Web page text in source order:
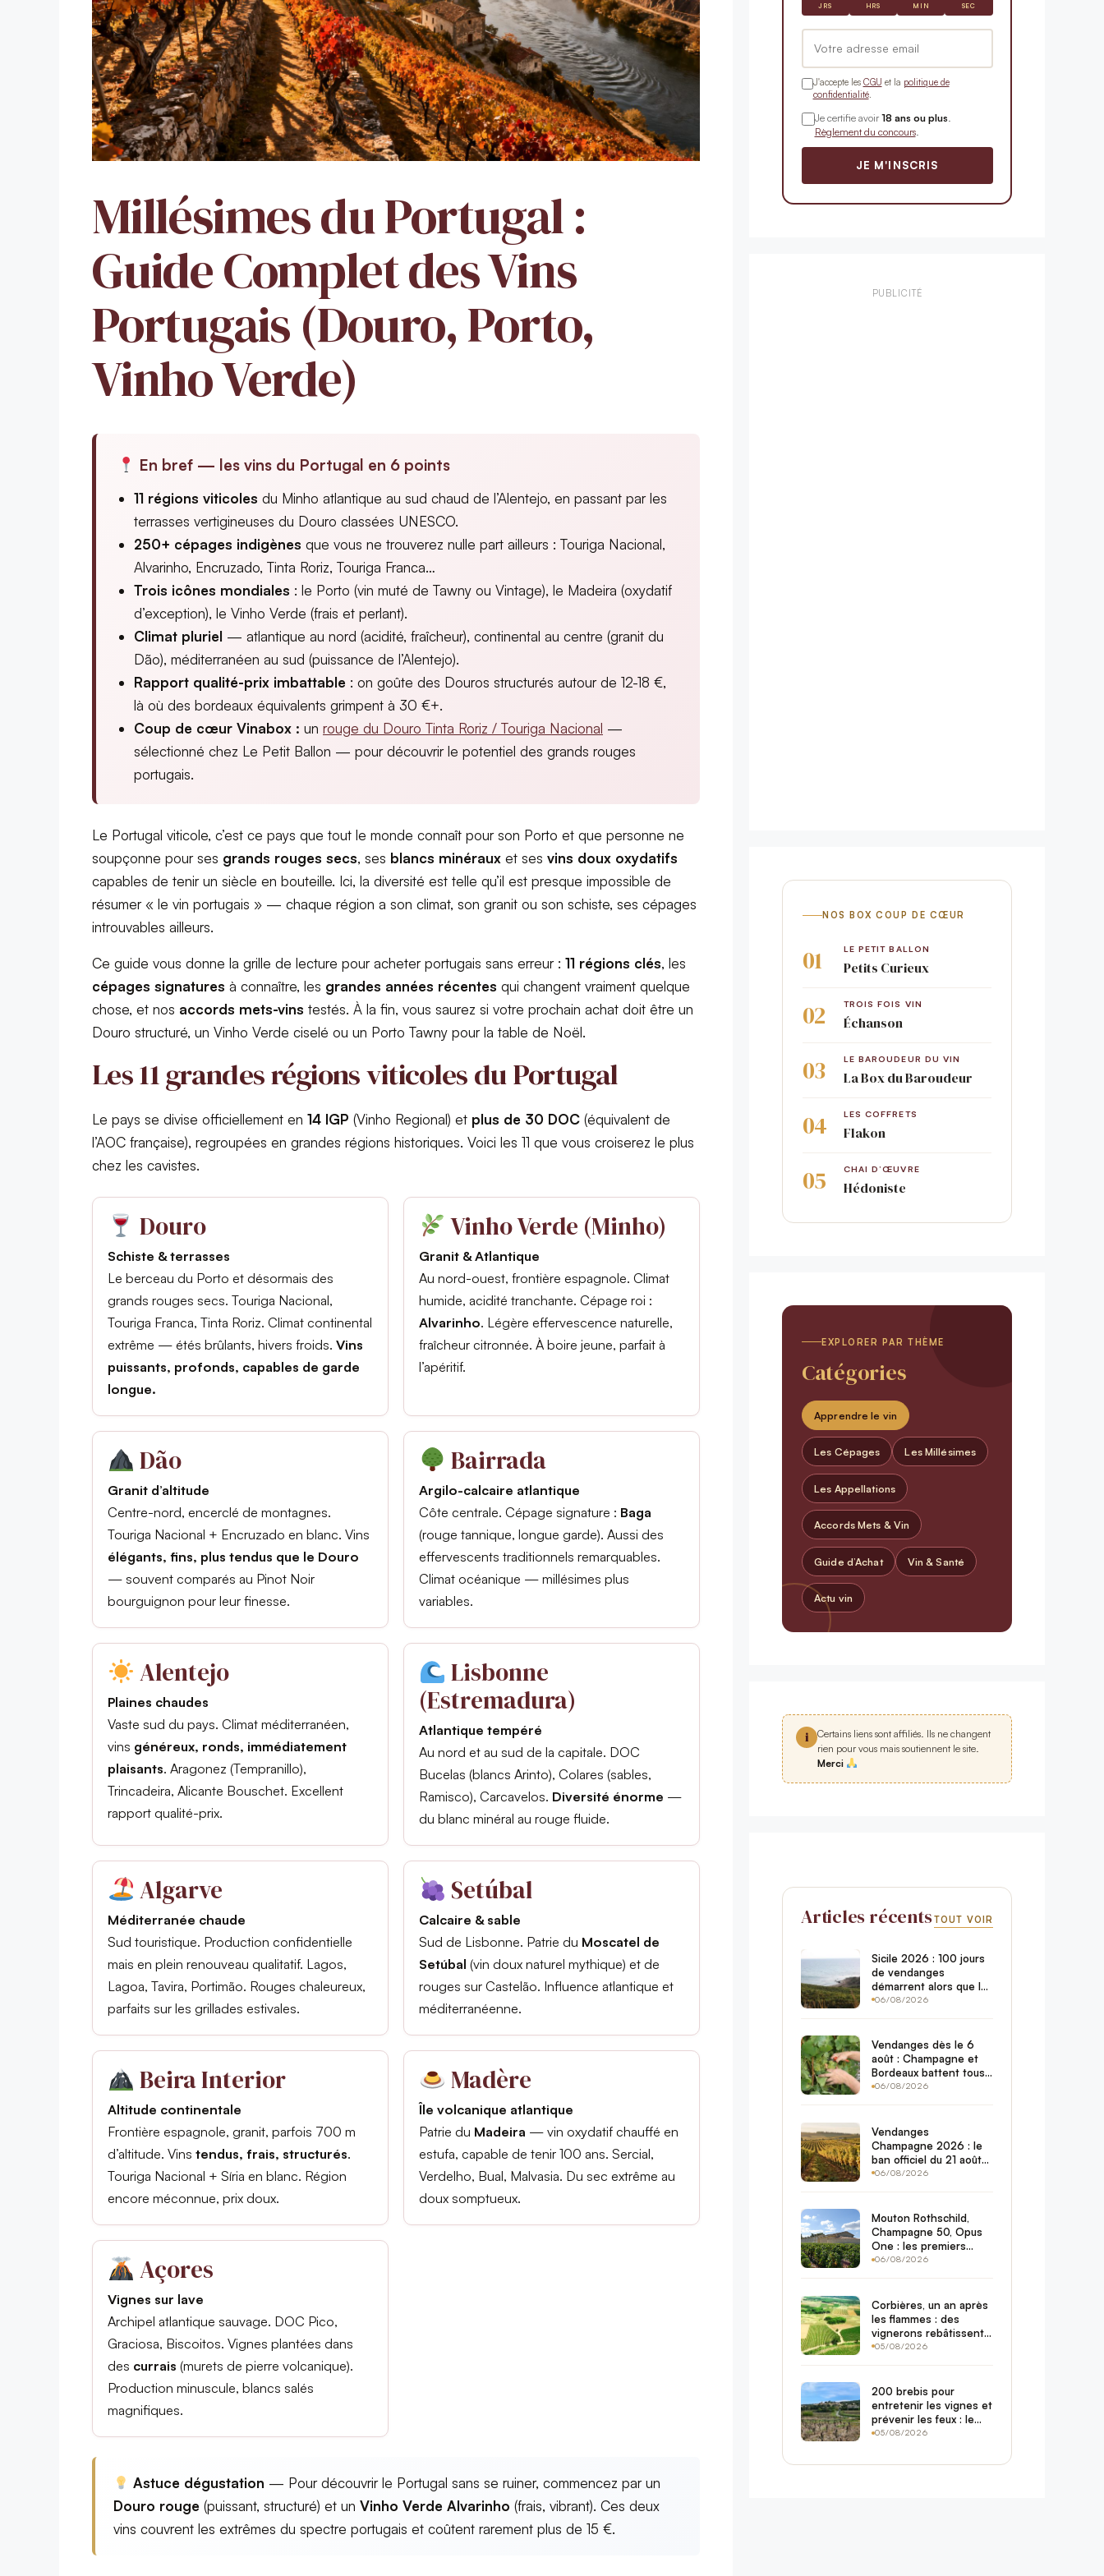
Millésimes du Portugal :
Guide Complet des Vins
Portugais (Douro, Porto,
Vinho Verde)
En bref — les vins du Portugal en 6 points
11 régions viticoles du Minho atlantique au sud chaud de l’Alentejo, en passant par les
terrasses vertigineuses du Douro classées UNESCO.
250+ cépages indigènes que vous ne trouverez nulle part ailleurs : Touriga Nacional,
Alvarinho, Encruzado, Tinta Roriz, Touriga Franca…
Trois icônes mondiales : le Porto (vin muté de Tawny ou Vintage), le Madeira (oxydatif
d’exception), le Vinho Verde (frais et perlant).
Climat pluriel — atlantique au nord (acidité, fraîcheur), continental au centre (granit du
Dão), méditerranéen au sud (puissance de l’Alentejo).
Rapport qualité-prix imbattable : on goûte des Douros structurés autour de 12-18 €,
là où des bordeaux équivalents grimpent à 30 €+.
Coup de cœur Vinabox : un rouge du Douro Tinta Roriz / Touriga Nacional —
sélectionné chez Le Petit Ballon — pour découvrir le potentiel des grands rouges
portugais.
Le Portugal viticole, c’est ce pays que tout le monde connaît pour son Porto et que personne ne
soupçonne pour ses grands rouges secs, ses blancs minéraux et ses vins doux oxydatifs
capables de tenir un siècle en bouteille. Ici, la diversité est telle qu’il est presque impossible de
résumer « le vin portugais » — chaque région a son climat, son granit ou son schiste, ses cépages
introuvables ailleurs.
Ce guide vous donne la grille de lecture pour acheter portugais sans erreur : 11 régions clés, les
cépages signatures à connaître, les grandes années récentes qui changent vraiment quelque
chose, et nos accords mets-vins testés. À la fin, vous saurez si votre prochain achat doit être un
Douro structuré, un Vinho Verde ciselé ou un Porto Tawny pour la table de Noël.
Les 11 grandes régions viticoles du Portugal
Le pays se divise officiellement en 14 IGP (Vinho Regional) et plus de 30 DOC (équivalent de
l’AOC française), regroupées en grandes régions historiques. Voici les 11 que vous croiserez le plus
chez les cavistes.
Douro
Schiste & terrasses
Le berceau du Porto et désormais des
grands rouges secs. Touriga Nacional,
Touriga Franca, Tinta Roriz. Climat continental
extrême — étés brûlants, hivers froids. Vins
puissants, profonds, capables de garde
longue.
Vinho Verde (Minho)
Granit & Atlantique
Au nord-ouest, frontière espagnole. Climat
humide, acidité tranchante. Cépage roi :
Alvarinho. Légère effervescence naturelle,
fraîcheur citronnée. À boire jeune, parfait à
l’apéritif.
Dão
Granit d’altitude
Centre-nord, encerclé de montagnes.
Touriga Nacional + Encruzado en blanc. Vins
élégants, fins, plus tendus que le Douro
— souvent comparés au Pinot Noir
bourguignon pour leur finesse.
Bairrada
Argilo-calcaire atlantique
Côte centrale. Cépage signature : Baga
(rouge tannique, longue garde). Aussi des
effervescents traditionnels remarquables.
Climat océanique — millésimes plus
variables.
Alentejo
Plaines chaudes
Vaste sud du pays. Climat méditerranéen,
vins généreux, ronds, immédiatement
plaisants. Aragonez (Tempranillo),
Trincadeira, Alicante Bouschet. Excellent
rapport qualité-prix.
Lisbonne
(Estremadura)
Atlantique tempéré
Au nord et au sud de la capitale. DOC
Bucelas (blancs Arinto), Colares (sables,
Ramisco), Carcavelos. Diversité énorme —
du blanc minéral au rouge fluide.
Algarve
Méditerranée chaude
Sud touristique. Production confidentielle
mais en plein renouveau qualitatif. Lagos,
Lagoa, Tavira, Portimão. Rouges chaleureux,
parfaits sur les grillades estivales.
Setúbal
Calcaire & sable
Sud de Lisbonne. Patrie du Moscatel de
Setúbal (vin doux naturel mythique) et de
rouges sur Castelão. Influence atlantique et
méditerranéenne.
Beira Interior
Altitude continentale
Frontière espagnole, granit, parfois 700 m
d’altitude. Vins tendus, frais, structurés.
Touriga Nacional + Síria en blanc. Région
encore méconnue, prix doux.
Madère
Île volcanique atlantique
Patrie du Madeira — vin oxydatif chauffé en
estufa, capable de tenir 100 ans. Sercial,
Verdelho, Bual, Malvasia. Du sec extrême au
doux somptueux.
Açores
Vignes sur lave
Archipel atlantique sauvage. DOC Pico,
Graciosa, Biscoitos. Vignes plantées dans
des currais (murets de pierre volcanique).
Production minuscule, blancs salés
magnifiques.
Astuce dégustation — Pour découvrir le Portugal sans se ruiner, commencez par un
Douro rouge (puissant, structuré) et un Vinho Verde Alvarinho (frais, vibrant). Ces deux
vins couvrent les extrêmes du spectre portugais et coûtent rarement plus de 15 €.
JRS HRS MIN SEC
J'accepte les CGU et la politique de
confidentialité.
Je certifie avoir 18 ans ou plus.
Règlement du concours.
JE M'INSCRIS
PUBLICITÉ
NOS BOX COUP DE CŒUR
LE PETIT BALLON
Petits Curieux
TROIS FOIS VIN
Échanson
LE BAROUDEUR DU VIN
La Box du Baroudeur
LES COFFRETS
Flakon
CHAI D’ŒUVRE
Hédoniste
EXPLORER PAR THÈME
Catégories
Apprendre le vin
Les Cépages Les Millésimes
Les Appellations
Accords Mets & Vin
Guide d’Achat Vin & Santé
Actu vin
i
Certains liens sont affiliés. Ils ne changent
rien pour vous mais soutiennent le site.
Merci
Articles récentsTOUT VOIR
Sicile 2026 : 100 jours
de vendanges
démarrent alors que le
reste de l’Europe tire
06/08/2026
Vendanges dès le 6
août : Champagne et
Bordeaux battent tous
les records de
06/08/2026
Vendanges
Champagne 2026 : le
ban officiel du 21 août
— dates par zone,
06/08/2026
Mouton Rothschild,
Champagne 50, Opus
One : les premiers
grands vins qui
06/08/2026
Corbières, un an après
les flammes : des
vignerons rebâtissent
cépage par cépage sur
05/08/2026
200 brebis pour
entretenir les vignes et
prévenir les feux : le
retour du pastoralisme
05/08/2026